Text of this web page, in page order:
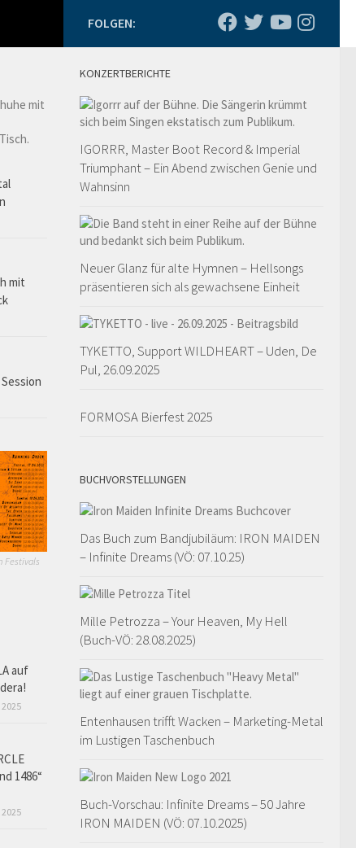
FOLGEN:
KONZERTBERICHTE
IGORRR, Master Boot Record & Imperial
Triumphant – Ein Abend zwischen Genie und
Wahnsinn
Neuer Glanz für alte Hymnen – Hellsongs
präsentieren sich als gewachsene Einheit
TYKETTO, Support WILDHEART – Uden, De
Pul, 26.09.2025
FORMOSA Bierfest 2025
BUCHVORSTELLUNGEN
Das Buch zum Bandjubiläum: IRON MAIDEN
– Infinite Dreams (VÖ: 07.10.25)
Mille Petrozza – Your Heaven, My Hell
(Buch-VÖ: 28.08.2025)
Entenhausen trifft Wacken – Marketing-Metal
im Lustigen Taschenbuch
Buch-Vorschau: Infinite Dreams – 50 Jahre
IRON MAIDEN (VÖ: 07.10.2025)
mit
Festivals
auf
2025
1486“
2025